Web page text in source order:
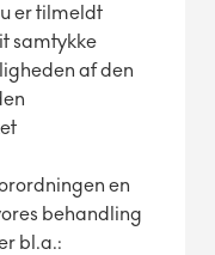
er tilmeldt
samtykke
af den
en
behandling
bl.a.: